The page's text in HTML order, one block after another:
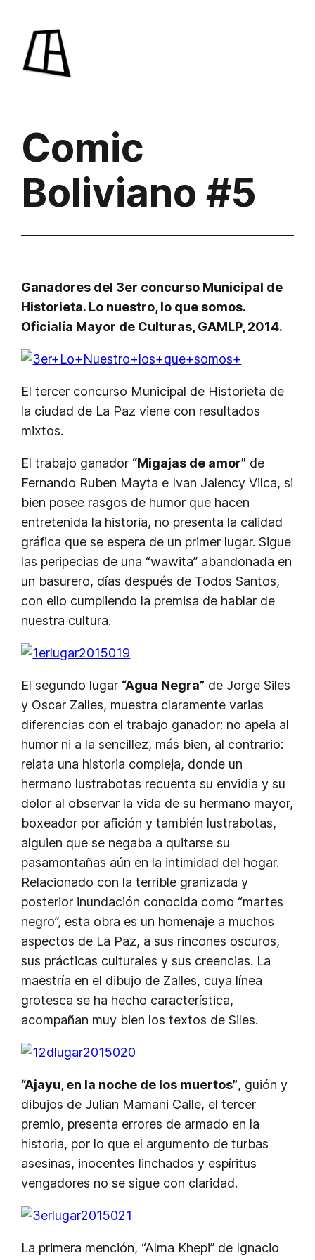
contenido
Comic
Boliviano #5
Ganadores del 3er concurso Municipal de
Historieta. Lo nuestro, lo que somos.
Oficialía Mayor de Culturas, GAMLP, 2014.
El tercer concurso Municipal de Historieta de
la ciudad de La Paz viene con resultados
mixtos.
El trabajo ganador “Migajas de amor” de
Fernando Ruben Mayta e Ivan Jalency Vilca, si
bien posee rasgos de humor que hacen
entretenida la historia, no presenta la calidad
gráfica que se espera de un primer lugar. Sigue
las peripecias de una “wawita” abandonada en
un basurero, días después de Todos Santos,
con ello cumpliendo la premisa de hablar de
nuestra cultura.
El segundo lugar “Agua Negra” de Jorge Siles
y Oscar Zalles, muestra claramente varias
diferencias con el trabajo ganador: no apela al
humor ni a la sencillez, más bien, al contrario:
relata una historia compleja, donde un
hermano lustrabotas recuenta su envidia y su
dolor al observar la vida de su hermano mayor,
boxeador por afición y también lustrabotas,
alguien que se negaba a quitarse su
pasamontañas aún en la intimidad del hogar.
Relacionado con la terrible granizada y
posterior inundación conocida como “martes
negro”, esta obra es un homenaje a muchos
aspectos de La Paz, a sus rincones oscuros,
sus prácticas culturales y sus creencias. La
maestría en el dibujo de Zalles, cuya línea
grotesca se ha hecho característica,
acompañan muy bien los textos de Siles.
“Ajayu, en la noche de los muertos”, guión y
dibujos de Julian Mamani Calle, el tercer
premio, presenta errores de armado en la
historia, por lo que el argumento de turbas
asesinas, inocentes linchados y espíritus
vengadores no se sigue con claridad.
La primera mención, “Alma Khepi” de Ignacio